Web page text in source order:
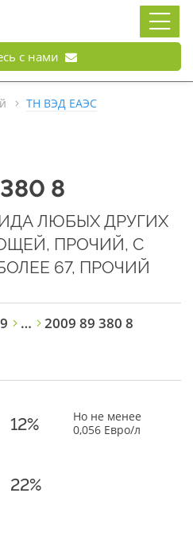
с нами
ТН ВЭД ЕАЭС
8
ЛЮБЫХ ДРУГИХ
ПРОЧИЙ, С
67, ПРОЧИЙ
… 2009 89 380 8
12%
Но не менее
0,056 Евро/л
22%